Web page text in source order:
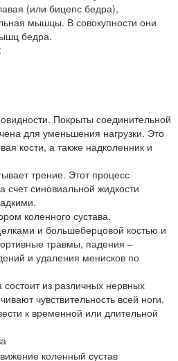
(или бицепс бедра),
мышцы. В совокупности они
бедра.
Покрыты соединительной
для уменьшения нагрузки. Это
кости, а также надколенник и
трение. Этот процесс
синовиальной жидкости
коленного сустава.
и большеберцовой костью и
травмы, падения –
и удаления менисков по
из различных нервных
чувствительность всей ноги.
к временной или длительной